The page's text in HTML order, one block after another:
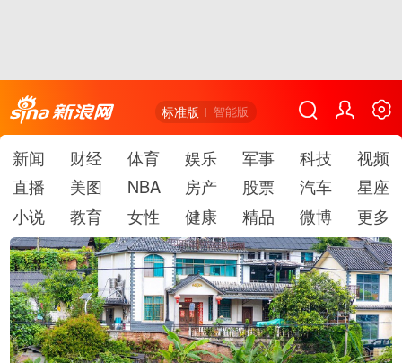
标准版 智能版
新闻 财经 体育 娱乐 军事 科技
视频
直播
美图 NBA 房产 股票 汽车
星座
小说
教育 女性 健康 精品 微博 更多